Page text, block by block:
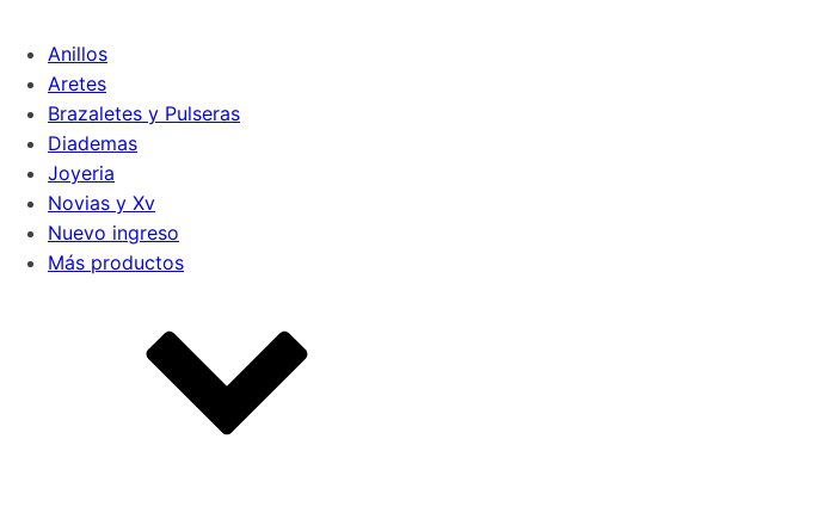
Anillos
Aretes
Brazaletes y Pulseras
Diademas
Joyeria
Novias y Xv
Nuevo ingreso
Más productos